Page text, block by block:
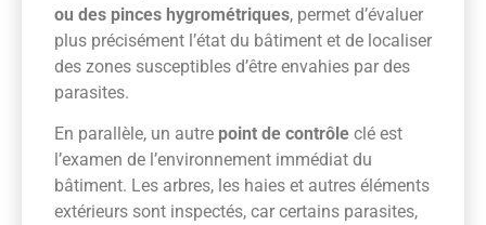
ou des pinces hygrométriques, permet d’évaluer
plus précisément l’état du bâtiment et de localiser
des zones susceptibles d’être envahies par des
parasites.
En parallèle, un autre point de contrôle clé est
l’examen de l’environnement immédiat du
bâtiment. Les arbres, les haies et autres éléments
extérieurs sont inspectés, car certains parasites,